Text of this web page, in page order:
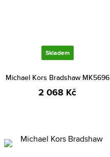
Skladem
Michael Kors Bradshaw MK5696
2 068 Kč